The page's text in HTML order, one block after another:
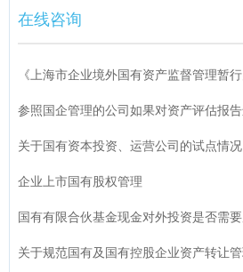
在线咨询
关于国有资本投资、运营公司的试点情况
企业上市国有股权管理